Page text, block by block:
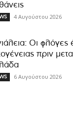
4 Αυγούστου 2026
Οι
πριν
6 Αυγούστου 2026